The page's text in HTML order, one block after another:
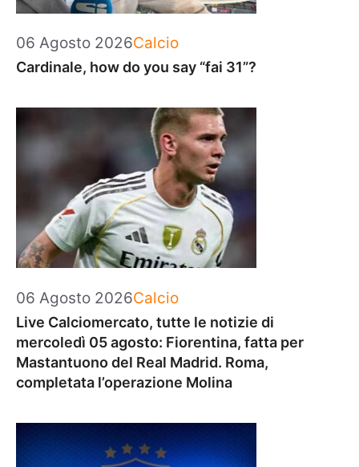
06 Agosto 2026Categorie
Calcio
Cardinale, how do you say “fai 31”?
06 Agosto 2026Categorie
Calcio
Live Calciomercato, tutte le notizie di
mercoledì 05 agosto: Fiorentina, fatta per
Mastantuono del Real Madrid. Roma,
completata l’operazione Molina